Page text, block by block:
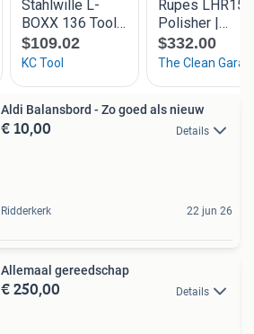
Aldi Balansbord - Zo goed als nieuw
€ 10,00 Details
Ridderkerk 22 jun 26
Allemaal gereedschap
€ 250,00 Details